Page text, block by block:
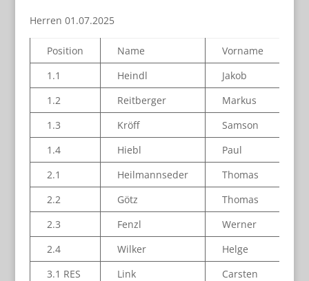
Herren 01.07.2025
Position Name
Vorname
1.1
Heindl
Jakob
1.2
Reitberger
Markus
1.3
Kröff
Samson
1.4
Hiebl
Paul
2.1
Heilmannseder
Thomas
2.2
Götz
Thomas
2.3
Fenzl
Werner
2.4
Wilker
Helge
3.1 RES
Link
Carsten